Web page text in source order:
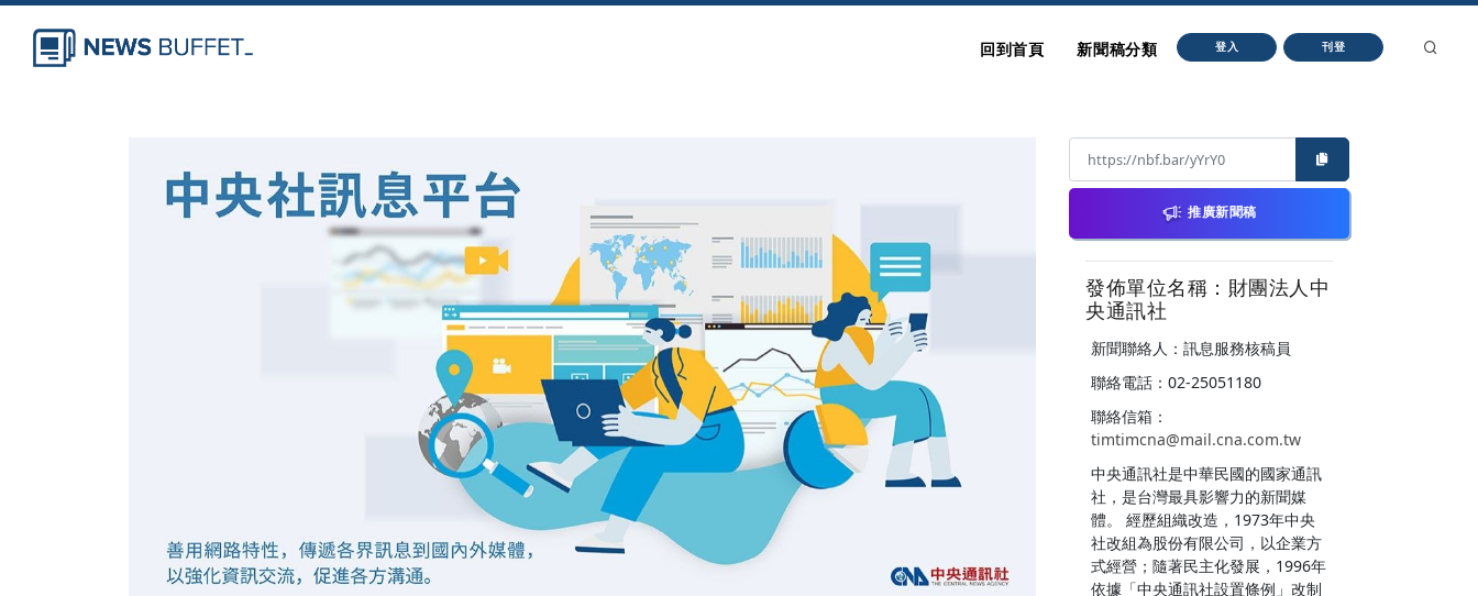
回到首頁 新聞稿分類 登入 刊登
推廣新聞稿
發佈單位名稱：財團法人中
央通訊社
新聞聯絡人：訊息服務核稿員
聯絡電話：02-25051180
聯絡信箱：
timtimcna@mail.cna.com.tw
中央通訊社是中華民國的國家通訊
社，是台灣最具影響力的新聞媒
體。 經歷組織改造，1973年中央
社改組為股份有限公司，以企業方
式經營；隨著民主化發展，1996年
依據「中央通訊社設置條例」改制